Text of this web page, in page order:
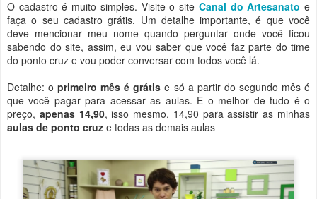
O cadastro é muito simples. Visite o site Canal do Artesanato e
faça o seu cadastro grátis. Um detalhe importante, é que você
deve mencionar meu nome quando perguntar onde você ficou
sabendo do site, assim, eu vou saber que você faz parte do time
do ponto cruz e vou poder conversar com todos você lá.
Detalhe: oprimeiro mês é grátis e só a partir do segundo mês é
que você pagar para acessar as aulas. E o melhor de tudo é o
preço, apenas 14,90, isso mesmo, 14,90 para assistir as minhas
aulas de ponto cruz e todas as demais aulas